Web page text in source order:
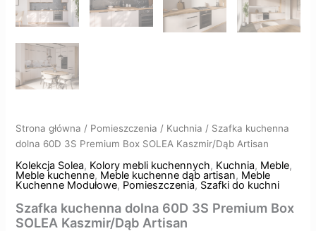
Strona główna / Pomieszczenia / Kuchnia / Szafka kuchenna
dolna 60D 3S Premium Box SOLEA Kaszmir/Dąb Artisan
Kolekcja Solea, Kolory mebli kuchennych, Kuchnia, Meble,
Meble kuchenne, Meble kuchenne dąb artisan, Meble
Kuchenne Modułowe, Pomieszczenia, Szafki do kuchni
Szafka kuchenna dolna 60D 3S Premium Box
SOLEA Kaszmir/Dąb Artisan